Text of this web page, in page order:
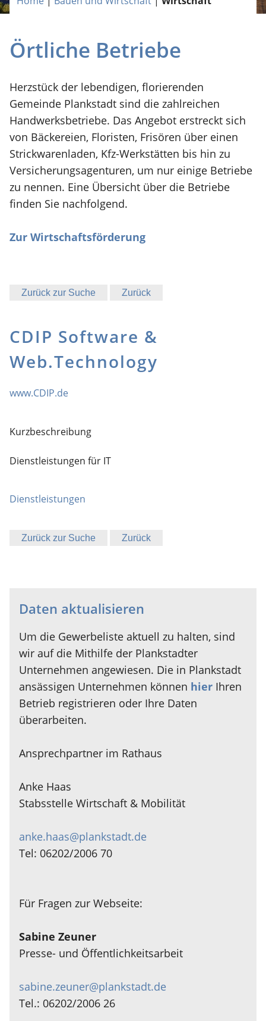
Örtliche Betriebe
Herzstück der lebendigen, florierenden
Gemeinde Plankstadt sind die zahlreichen
Handwerksbetriebe. Das Angebot erstreckt sich
von Bäckereien, Floristen, Frisören über einen
Strickwarenladen, Kfz-Werkstätten bis hin zu
Versicherungsagenturen, um nur einige Betriebe
zu nennen. Eine Übersicht über die Betriebe
finden Sie nachfolgend.
Zur Wirtschaftsförderung
Zurück zur Suche Zurück
CDIP Software &
Web.Technology
www.CDIP.de
Kurzbeschreibung
Dienstleistungen für IT
Dienstleistungen
Zurück zur Suche Zurück
Daten aktualisieren
Um die Gewerbeliste aktuell zu halten, sind
wir auf die Mithilfe der Plankstadter
Unternehmen angewiesen. Die in Plankstadt
ansässigen Unternehmen können hier Ihren
Betrieb registrieren oder Ihre Daten
überarbeiten.
Ansprechpartner im Rathaus
Anke Haas
Stabsstelle Wirtschaft & Mobilität
anke.haas@plankstadt.de
Tel: 06202/2006 70
Für Fragen zur Webseite:
Sabine Zeuner
Presse- und Öffentlichkeitsarbeit
sabine.zeuner@plankstadt.de
Tel.: 06202/2006 26